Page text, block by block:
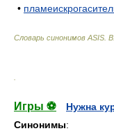
•
Словарь синонимов ASIS.
Игры ⚽
Нужна
Синонимы: